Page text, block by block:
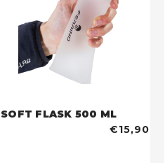
SOFT FLASK 500 ML
€15,90